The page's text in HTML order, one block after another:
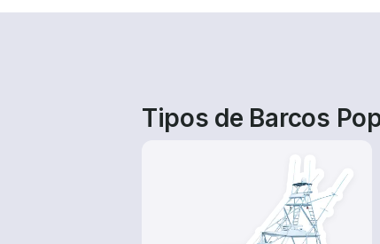
Tipos de Barcos